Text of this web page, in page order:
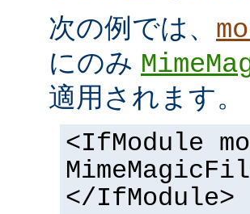
次の例では、
にのみ
適用されます。
<IfModule
</IfModule>